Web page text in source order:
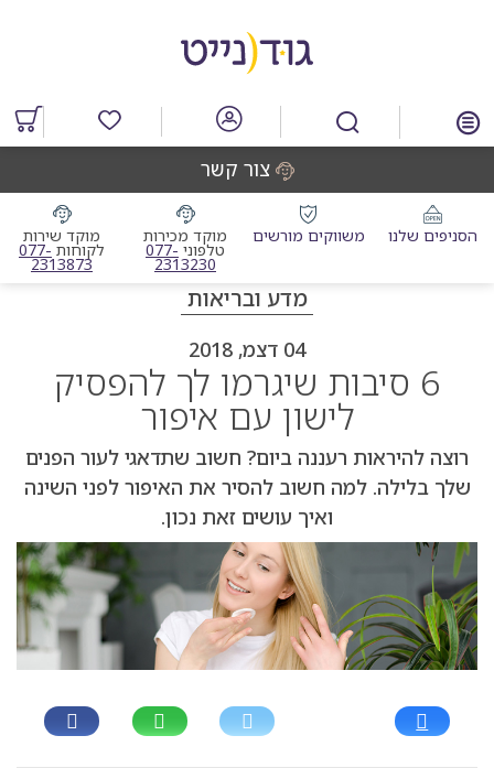
מרכזי
מוצרים
במועדפים
הסניפים שלנו משווקים מורשים מוקד מכירות
טלפונימוקד מכירות טלפוני
077-
2313230
מוקד שירות
לקוחותמוקד
077-
2313873
צור קשר
מדע ובריאות
04 דצמ, 2018
6 סיבות שיגרמו לך להפסיק
לישון עם איפור
רוצה להיראות רעננה ביום? חשוב שתדאגי לעור הפנים
שלך בלילה. למה חשוב להסיר את האיפור לפני השינה
ואיך עושים זאת נכון.